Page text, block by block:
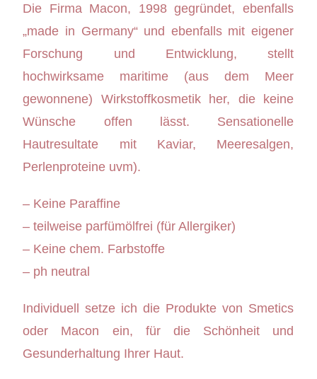
Die Firma Macon, 1998 gegründet, ebenfalls
„made in Germany“ und ebenfalls mit eigener
Forschung und Entwicklung, stellt
hochwirksame maritime (aus dem Meer
gewonnene) Wirkstoffkosmetik her, die keine
Wünsche offen lässt. Sensationelle
Hautresultate mit Kaviar, Meeresalgen,
Perlenproteine uvm).
– Keine Paraffine
– teilweise parfümölfrei (für Allergiker)
– Keine chem. Farbstoffe
– ph neutral
Individuell setze ich die Produkte von Smetics
oder Macon ein, für die Schönheit und
Gesunderhaltung Ihrer Haut.